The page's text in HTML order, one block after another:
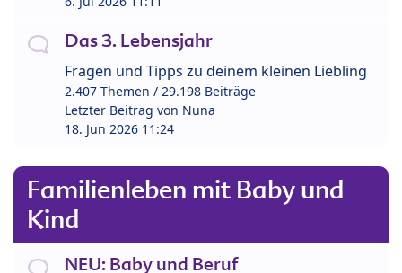
Das 3. Lebensjahr
Fragen und Tipps zu deinem kleinen Liebling
2.407 Themen / 29.198 Beiträge
Letzter Beitrag von Nuna
18. Jun 2026 11:24
Familienleben mit Baby und
Kind
NEU: Baby und Beruf